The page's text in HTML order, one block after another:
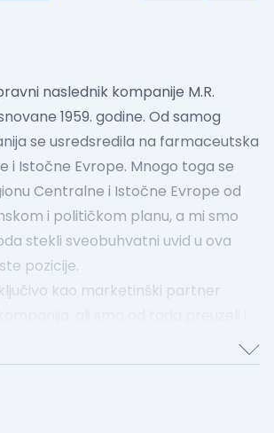
naslednik kompanije M.R.
1959. godine. Od samog
se usredsredila na farmaceutska
i Istočne Evrope. Mnogo toga se
Centralne i Istočne Evrope od
i političkom planu, a mi smo
stekli sveobuhvatni uvid u ova
pozicije.
kao marketinški partner
sopstvene proizvode sa zaštićenim
Revalid® - proizvodna linija za